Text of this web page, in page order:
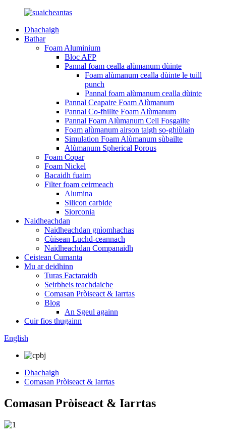
Dhachaigh
Bathar
Foam Aluminium
Bloc AFP
Pannal foam cealla alùmanum dùinte
Foam alùmanum cealla dùinte le tuill
punch
Pannal foam alùmanum cealla dùinte
Pannal Ceapaire Foam Alùmanum
Pannal Co-fhillte Foam Alùmanum
Pannal Foam Alùmanum Cell Fosgailte
Foam alùmanum airson taigh so-ghiùlain
Simulation Foam Alùmanum sùbailte
Alùmanum Spherical Porous
Foam Copar
Foam Nickel
Bacaidh fuaim
Filter foam ceirmeach
Alumina
Silicon carbide
Siorconia
Naidheachdan
Naidheachdan gnìomhachas
Cùisean Luchd-ceannach
Naidheachdan Companaidh
Ceistean Cumanta
Mu ar deidhinn
Turas Factaraidh
Seirbheis teachdaiche
Comasan Pròiseact & Iarrtas
Blog
An Sgeul againn
Cuir fios thugainn
English
Dhachaigh
Comasan Pròiseact & Iarrtas
Comasan Pròiseact & Iarrtas